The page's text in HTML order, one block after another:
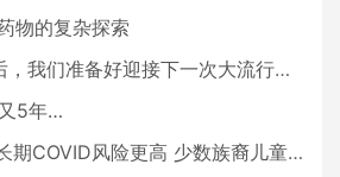
物的复杂探索
我们准备好迎接下一次大流行了吗？
5年…
风险更高 少数族裔儿童存在差异